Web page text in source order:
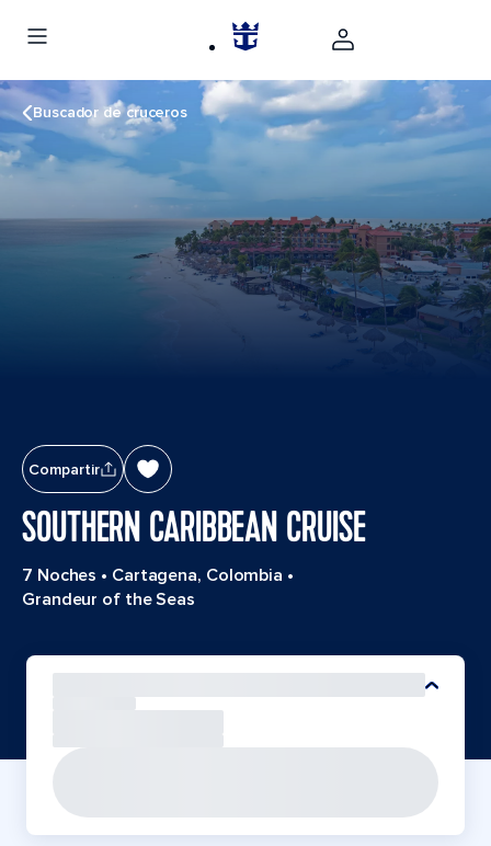
Buscador de cruceros
Compartir
SOUTHERN CARIBBEAN CRUISE
7 Noches • Cartagena, Colombia •
Grandeur of the Seas